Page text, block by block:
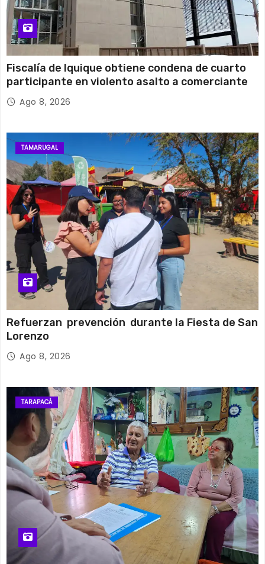
Fiscalía de Iquique obtiene condena de cuarto
participante en violento asalto a comerciante
Ago 8, 2026
TAMARUGAL
Refuerzan prevención durante la Fiesta de San
Lorenzo
Ago 8, 2026
TARAPACÁ